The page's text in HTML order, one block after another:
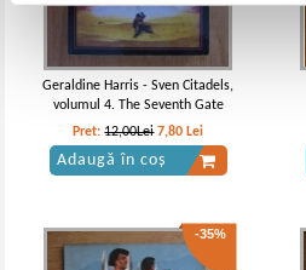
Geraldine Harris - Sven Citadels,
volumul 4. The Seventh Gate
Pret:12,00Lei 7,80 Lei
Adaugă în coș
-35%